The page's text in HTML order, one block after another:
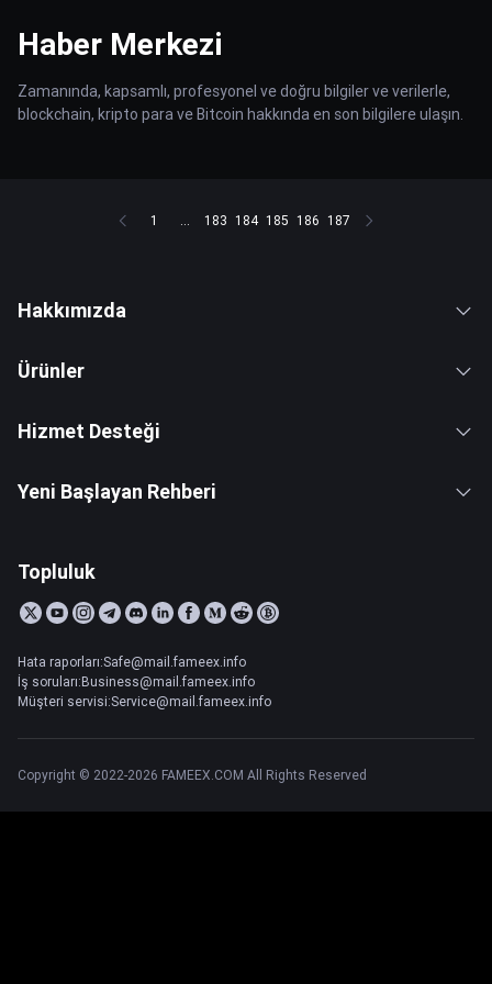
Haber Merkezi
Zamanında, kapsamlı, profesyonel ve doğru bilgiler ve verilerle,
blockchain, kripto para ve Bitcoin hakkında en son bilgilere ulaşın.
1 ... 183 184 185 186 187
Hakkımızda
Ürünler
Hizmet Desteği
Yeni Başlayan Rehberi
Topluluk
Hata raporları:Safe@mail.fameex.info
İş soruları:Business@mail.fameex.info
Müşteri servisi:Service@mail.fameex.info
Copyright © 2022-2026 FAMEEX.COM All Rights Reserved